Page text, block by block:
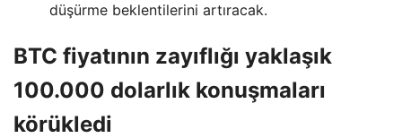
düşürme beklentilerini artıracak.
BTC fiyatının zayıflığı yaklaşık
100.000 dolarlık konuşmaları
körükledi